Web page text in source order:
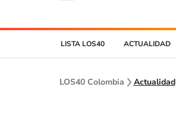
LISTA LOS40 ACTUALIDAD
LOS40 Colombia Actualidad